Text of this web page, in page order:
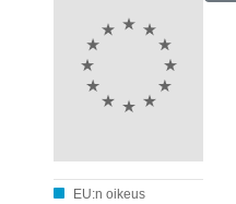
EU:n oikeus